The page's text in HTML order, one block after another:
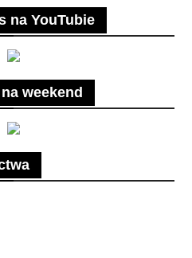
na YouTubie
weekend